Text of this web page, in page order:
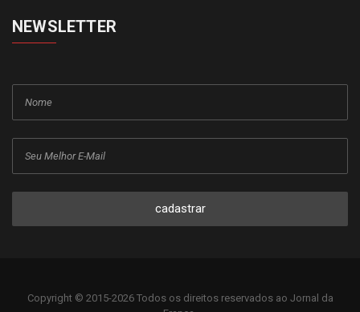
NEWSLETTER
cadastrar
Copyright © 2015-2026 Todos os direitos reservados ao Jornal da